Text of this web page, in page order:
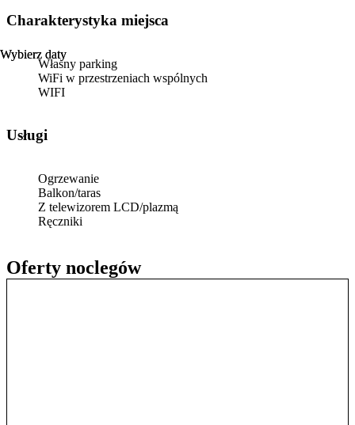
Wybierz daty
Oferty noclegów
Wybierz daty
Charakterystyka miejsca
Własny parking
WiFi w przestrzeniach wspólnych
WIFI
Usługi
Ogrzewanie
Balkon/taras
Z telewizorem LCD/plazmą
Ręczniki